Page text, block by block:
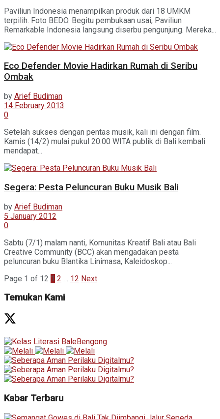
Paviliun Indonesia menampilkan produk dari 18 UMKM
terpilih. Foto BEDO. Begitu pembukaan usai, Paviliun
Remarkable Indonesia langsung diserbu pengunjung. Mereka...
Eco Defender Movie Hadirkan Rumah di Seribu
Ombak
by Arief Budiman
14 February 2013
0
Setelah sukses dengan pentas musik, kali ini dengan film.
Kamis (14/2) mulai pukul 20.00 WITA publik di Bali kembali
mendapat...
Segera: Pesta Peluncuran Buku Musik Bali
by Arief Budiman
5 January 2012
0
Sabtu (7/1) malam nanti, Komunitas Kreatif Bali atau Bali
Creative Community (BCC) akan mengadakan pesta
peluncuran buku Blantika Linimasa, Kaleidoskop...
Page 1 of 12 1 2 … 12 Next
Temukan Kami
Kabar Terbaru